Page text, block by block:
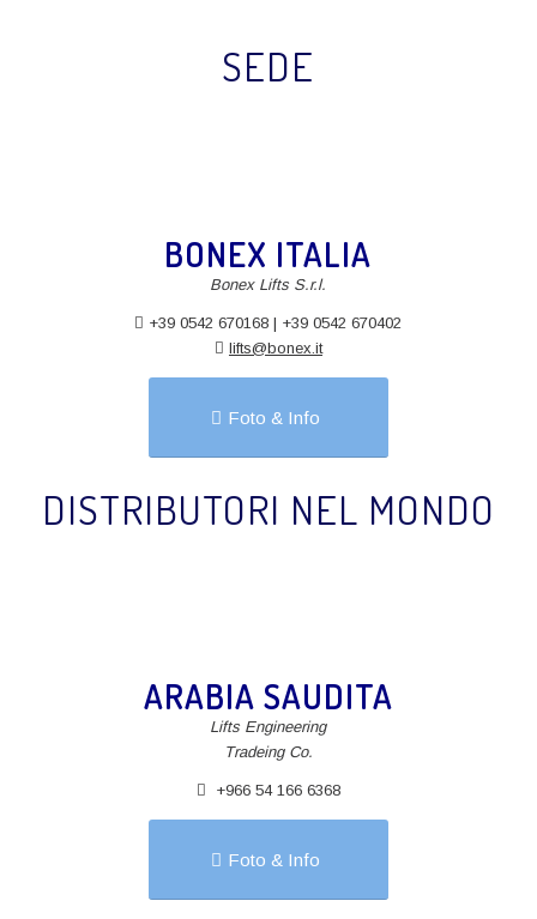
SEDE
BONEX ITALIA
Bonex Lifts S.r.l.
+39 0542 670168 | +39 0542 670402
lifts@bonex.it
Foto & Info
DISTRIBUTORI NEL MONDO
ARABIA SAUDITA
Lifts Engineering
Tradeing Co.
+966 54 166 6368
Foto & Info